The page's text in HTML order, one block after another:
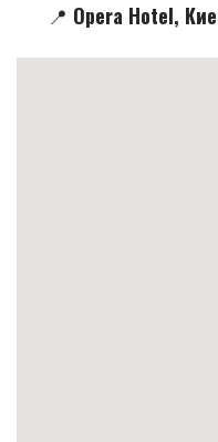
📍 Opera Hotel,